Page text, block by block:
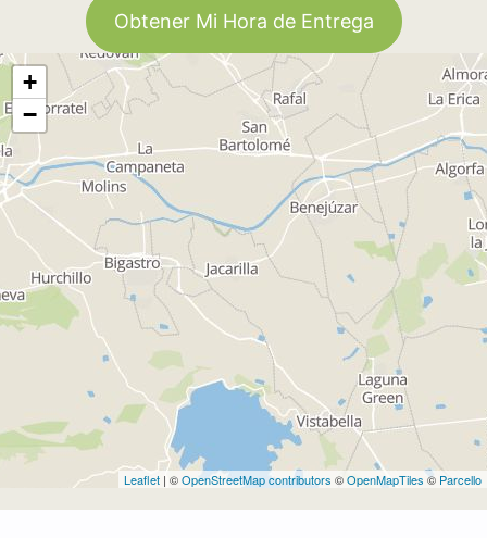
Obtener Mi Hora de Entrega
+
−
Leaflet | ©OpenStreetMap contributors ©OpenMapTiles © Parcello